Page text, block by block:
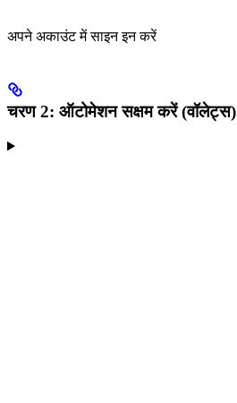
अपने अकाउंट में साइन इन करें
चरण 2: ऑटोमेशन सक्षम करें (वॉलेट्स)